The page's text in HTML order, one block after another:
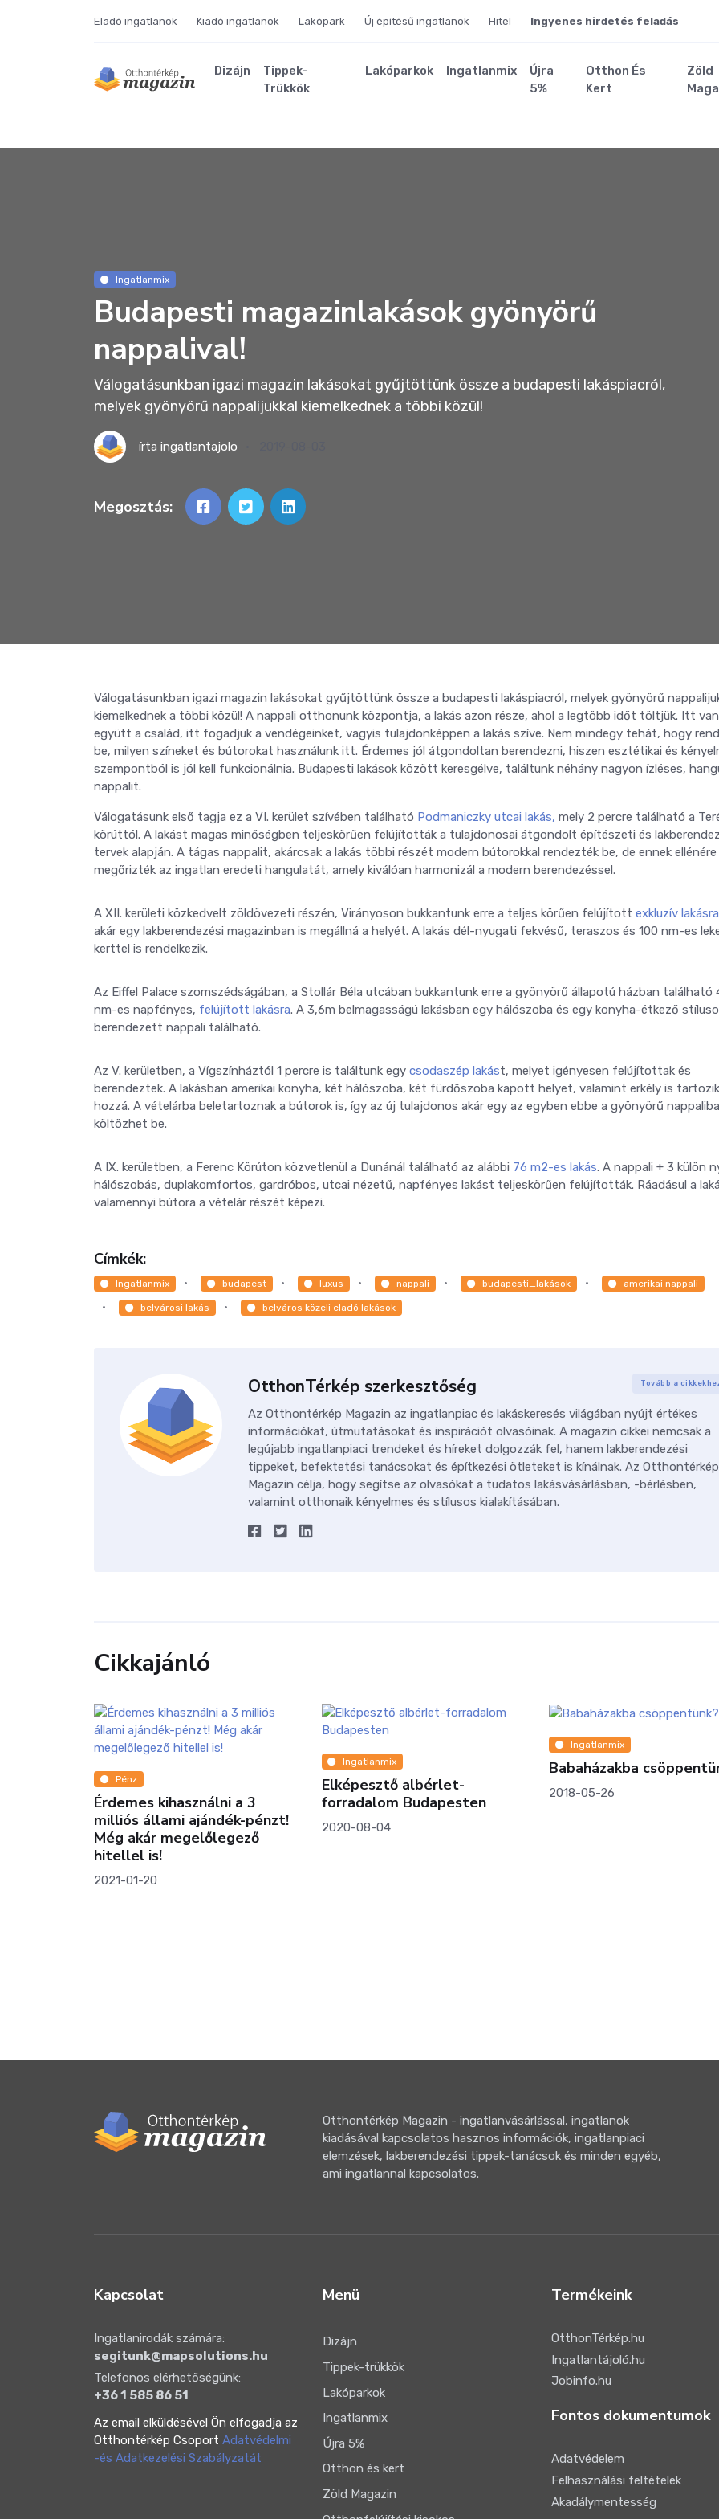
Eladó ingatlanok Kiadó ingatlanok Lakópark Új építésű ingatlanok Hitel Ingyenes hirdetés feladás
Dizájn
Tippek-
Trükkök
Lakóparkok Ingatlanmix
Újra
5%
Otthon És
Kert
Zöld
Ingatlanmix
Budapesti magazinlakások gyönyörű
nappalival!
Válogatásunkban igazi magazin lakásokat gyűjtöttünk össze a budapesti lakáspiacról,
melyek gyönyörű nappalijukkal kiemelkednek a többi közül!
írta ingatlantajolo
Megosztás:
Válogatásunkban igazi magazin lakásokat gyűjtöttünk össze a budapesti lakáspiacról, melyek gyönyörű
kiemelkednek a többi közül! A nappali otthonunk központja, a lakás azon része, ahol a legtöbb időt töltjük. Itt van
együtt a család, itt fogadjuk a vendégeinket, vagyis tulajdonképpen a lakás szíve. Nem mindegy tehát, hogy
be, milyen színeket és bútorokat használunk itt. Érdemes jól átgondoltan berendezni, hiszen esztétikai és
szempontból is jól kell funkcionálnia. Budapesti lakások között keresgélve, találtunk néhány nagyon ízléses,
nappalit.
Válogatásunk első tagja ez a VI. kerület szívében található Podmaniczky utcai lakás, mely 2 percre található a
körúttól. A lakást magas minőségben teljeskörűen felújították a tulajdonosai átgondolt építészeti és
tervek alapján. A tágas nappalit, akárcsak a lakás többi részét modern bútorokkal rendezték be, de ennek ellénére
megőrizték az ingatlan eredeti hangulatát, amely kiválóan harmonizál a modern berendezéssel.
A XII. kerületi közkedvelt zöldövezeti részén, Virányoson bukkantunk erre a teljes körűen felújított exkluzív lakásra
akár egy lakberendezési magazinban is megállná a helyét. A lakás dél-nyugati fekvésű, teraszos és 100 nm-es
kerttel is rendelkezik.
Az Eiffel Palace szomszédságában, a Stollár Béla utcában bukkantunk erre a gyönyörű állapotú házban található
nm-es napfényes, felújított lakásra. A 3,6m belmagasságú lakásban egy hálószoba és egy konyha-étkező
berendezett nappali található.
Az V. kerületben, a Vígszínháztól 1 percre is találtunk egy csodaszép lakást, melyet igényesen felújítottak és
berendeztek. A lakásban amerikai konyha, két hálószoba, két fürdőszoba kapott helyet, valamint erkély is tartozik
hozzá. A vételárba beletartoznak a bútorok is, így az új tulajdonos akár egy az egyben ebbe a gyönyörű nappaliba
költözhet be.
A IX. kerületben, a Ferenc Körúton közvetlenül a Dunánál található az alábbi 76 m2-es lakás. A nappali + 3 külön
hálószobás, duplakomfortos, gardróbos, utcai nézetű, napfényes lakást teljeskörűen felújították. Ráadásul a
valamennyi bútora a vételár részét képezi.
Címkék:
Ingatlanmix budapest luxus nappali budapesti_lakások amerikai nappali
belvárosi lakás belváros közeli eladó lakások
OtthonTérkép szerkesztőség Tovább a
Az Otthontérkép Magazin az ingatlanpiac és lakáskeresés világában nyújt értékes
információkat, útmutatásokat és inspirációt olvasóinak. A magazin cikkei nemcsak a
legújabb ingatlanpiaci trendeket és híreket dolgozzák fel, hanem lakberendezési
tippeket, befektetési tanácsokat és építkezési ötleteket is kínálnak. Az Otthontérkép
Magazin célja, hogy segítse az olvasókat a tudatos lakásvásárlásban, -bérlésben,
valamint otthonaik kényelmes és stílusos kialakításában.
Cikkajánló
Pénz
Érdemes kihasználni a 3
milliós állami ajándék-pénzt!
Még akár megelőlegező
hitellel is!
2021-01-20
Ingatlanmix
Elképesztő albérlet-
forradalom Budapesten
2020-08-04
Ingatlanmix
Babaházakba
2018-05-26
Otthontérkép Magazin - ingatlanvásárlással, ingatlanok
kiadásával kapcsolatos hasznos információk, ingatlanpiaci
elemzések, lakberendezési tippek-tanácsok és minden egyéb,
ami ingatlannal kapcsolatos.
Kapcsolat
Ingatlanirodák számára:
segitunk@mapsolutions.hu
Telefonos elérhetőségünk:
+36 1 585 86 51
Az email elküldésével Ön elfogadja az
Otthontérkép Csoport Adatvédelmi
-és Adatkezelési Szabályzatát
Menü
Dizájn
Tippek-trükkök
Lakóparkok
Ingatlanmix
Újra 5%
Otthon és kert
Zöld Magazin
Termékeink
OtthonTérkép.hu
Ingatlantájoló.hu
Jobinfo.hu
Fontos dokumentumok
Adatvédelem
Felhasználási feltételek
Akadálymentesség